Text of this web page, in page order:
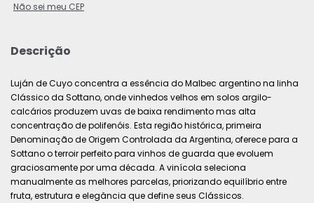
Não sei meu CEP
Descrição
Luján de Cuyo concentra a essência do Malbec argentino na linha
Clássico da Sottano, onde vinhedos velhos em solos argilo-
calcários produzem uvas de baixa rendimento mas alta
concentração de polifenóis. Esta região histórica, primeira
Denominação de Origem Controlada da Argentina, oferece para a
Sottano o terroir perfeito para vinhos de guarda que evoluem
graciosamente por uma década. A vinícola seleciona
manualmente as melhores parcelas, priorizando equilíbrio entre
fruta, estrutura e elegância que define seus Clássicos.